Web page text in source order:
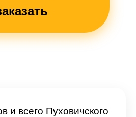
и всего Пуховичского